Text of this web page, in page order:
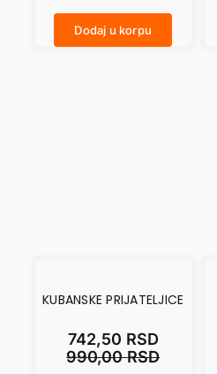
Dodaj u korpu
KUBANSKE PRIJATELJICE
990,00RSD
742,50 RSD